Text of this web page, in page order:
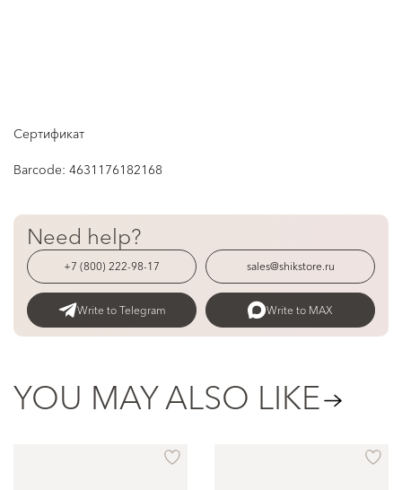
Сертификат
Barcode: 4631176182168
Need help?
+7 (800) 222-98-17 sales@shikstore.ru
Write to Telegram Write to MAX
YOU MAY ALSO LIKE